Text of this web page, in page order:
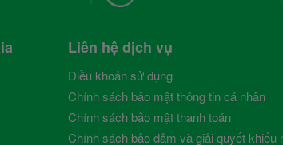
Liên hệ dịch vụ
Điều khoản sử dụng
Chính sách bảo mật thông tin cá nhân
Chính sách bảo mật thanh toán
Chính sách bảo đảm và giải quyết khiếu